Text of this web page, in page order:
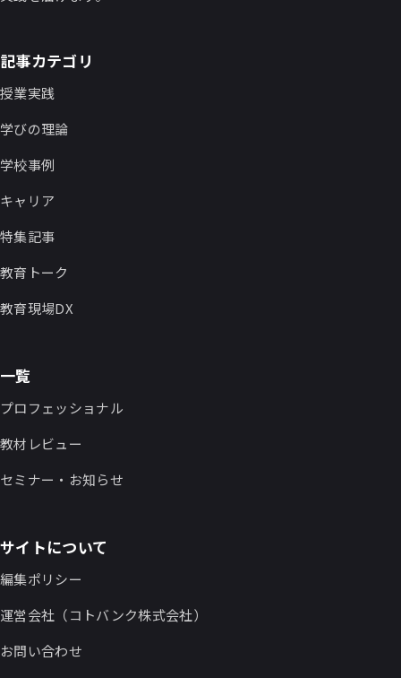
記事カテゴリ
授業実践
学びの理論
学校事例
キャリア
特集記事
教育トーク
教育現場DX
一覧
プロフェッショナル
教材レビュー
セミナー・お知らせ
サイトについて
編集ポリシー
運営会社（コトバンク株式会社）
お問い合わせ